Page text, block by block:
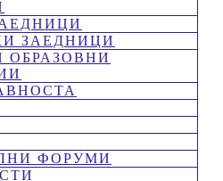
ЗАЕДНИЦИ
ОБРАЗОВНИ
ФОРУМИ